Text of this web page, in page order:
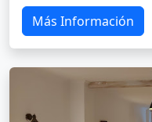
Más Información